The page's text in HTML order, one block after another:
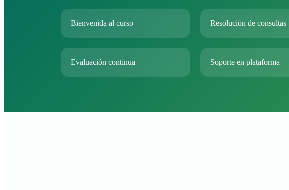
Bienvenida al curso Resolución de consultas
Evaluación continua Soporte en plataforma